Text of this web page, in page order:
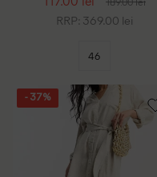
RRP: 369.00 lei
46
- 37%